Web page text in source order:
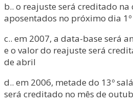
b.. o reajuste será creditado na
aposentados no próximo dia
c.. em 2007, a data-base será
e o valor do reajuste será
de abril
d.. em 2006, metade do 13º
será creditado no mês de